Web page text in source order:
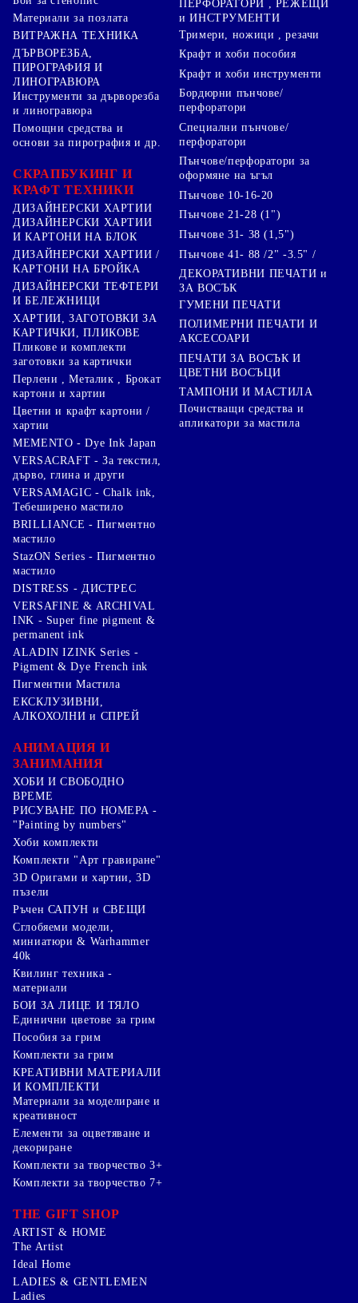
Материали за позлата
ВИТРАЖНА ТЕХНИКА
ДЪРВОРЕЗБА,
ПИРОГРАФИЯ И
ЛИНОГРАВЮРА
Инструменти за дърворезба
и линогравюра
Помощни средства и
основи за пирография и др.
СКРАПБУКИНГ И
КРАФТ ТЕХНИКИ
ДИЗАЙНЕРСКИ ХАРТИИ
ДИЗАЙНЕРСКИ ХАРТИИ
И КАРТОНИ НА БЛОК
ДИЗАЙНЕРСКИ ХАРТИИ /
КАРТОНИ НА БРОЙКА
ДИЗАЙНЕРСКИ ТЕФТЕРИ
И БЕЛЕЖНИЦИ
ХАРТИИ, ЗАГОТОВКИ ЗА
КАРТИЧКИ, ПЛИКОВЕ
Пликове и комплекти
заготовки за картички
Перлени , Металик , Брокат
картони и хартии
Цветни и крафт картони /
хартии
ПЕРФОРАТОРИ , РЕЖЕЩИ
и ИНСТРУМЕНТИ
Тримери, ножици , резачи
Крафт и хоби пособия
Крафт и хоби инструменти
Бордюрни пънчове/
перфоратори
Специални пънчове/
перфоратори
Пънчове/перфоратори за
оформяне на ъгъл
Пънчове 10-16-20
Пънчове 21-28 (1")
Пънчове 31- 38 (1,5")
Пънчове 41- 88 /2" -3.5" /
ДЕКОРАТИВНИ ПЕЧАТИ и
ЗА ВОСЪК
ГУМЕНИ ПЕЧАТИ
ПОЛИМЕРНИ ПЕЧАТИ И
АКСЕСОАРИ
ПЕЧАТИ ЗА ВОСЪК И
ЦВЕТНИ ВОСЪЦИ
ТАМПОНИ И МАСТИЛА
Почистващи средства и
апликатори за мастила
MEMENTO - Dye Ink Japan
VERSACRAFT - За текстил,
дърво, глина и други
VERSAMAGIC - Chalk ink,
Тебеширено мастило
BRILLIANCE - Пигментно
мастило
StazON Series - Пигментно
мастило
DISTRESS - ДИСТРЕС
VERSAFINE & ARCHIVAL
INK - Super fine pigment &
permanent ink
ALADIN IZINK Series -
Pigment & Dye French ink
Пигментни Мастила
ЕКСКЛУЗИВНИ,
АЛКОХОЛНИ и СПРЕЙ
АНИМАЦИЯ И
ЗАНИМАНИЯ
ХОБИ И СВОБОДНО
ВРЕМЕ
РИСУВАНЕ ПО НОМЕРА -
"Painting by numbers"
Хоби комплекти
Комплекти "Арт гравиране"
3D Оригами и хартии, 3D
пъзели
Ръчен САПУН и СВЕЩИ
Сглобяеми модели,
миниатюри & Warhammer
40k
Квилинг техника -
материали
БОИ ЗА ЛИЦЕ И ТЯЛО
Единични цветове за грим
Пособия за грим
Комплекти за грим
КРЕАТИВНИ МАТЕРИАЛИ
И КОМПЛЕКТИ
Mатериали за моделиране и
креативност
Елементи за оцветяване и
декориране
Комплекти за творчество 3+
Комплекти за творчество 7+
THE GIFT SHOP
ARTIST & HOME
The Artist
Ideal Home
LADIES & GENTLEMEN
Ladies